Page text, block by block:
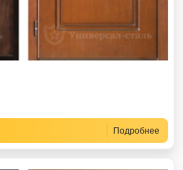
Подробнее